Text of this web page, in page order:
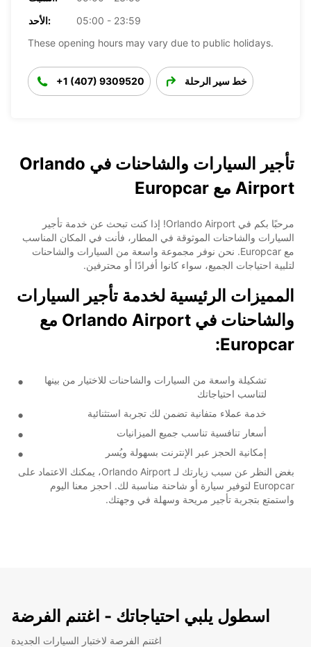
الأحد:
05:00 - 23:59
These opening hours may vary due to public holidays.
+1 (407) 9309520 خط سير الرحلة
تأجير السيارات والشاحنات في Orlando
Airport مع Europcar
مرحبًا بكم في Orlando Airport! إذا كنت تبحث عن خدمة تأجير
السيارات والشاحنات الموثوقة في المطار، فأنت في المكان المناسب
مع Europcar. نحن نوفر مجموعة واسعة من السيارات والشاحنات
لتلبية احتياجات الجميع، سواء كانوا أفرادًا أو محترفين.
المميزات الرئيسية لخدمة تأجير السيارات
والشاحنات في Orlando Airport مع
Europcar:
تشكيلة واسعة من السيارات والشاحنات للاختيار من بينها
لتناسب احتياجاتك
خدمة عملاء متفانية تضمن لك تجربة استثنائية
أسعار تنافسية تناسب جميع الميزانيات
إمكانية الحجز عبر الإنترنت بسهولة ويُسر
بغض النظر عن سبب زيارتك لـ Orlando Airport، يمكنك الاعتماد على
Europcar لتوفير سيارة أو شاحنة مناسبة لك. احجز معنا اليوم
واستمتع بتجربة تأجير مريحة وسهلة في وجهتك.
اسطول يلبي احتياجاتك - اغتنم الفرضة
اغتنم الفرصة لاختبار السيارات الجديدة